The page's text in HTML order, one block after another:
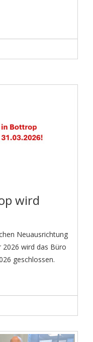
wird
Neuausrichtung
2026 wird das Büro
geschlossen.